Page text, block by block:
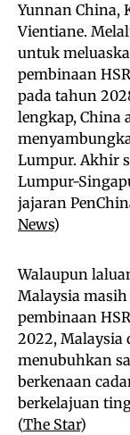
Yunnan China,
Vientiane.
untuk
pembinaan
pada tahun
lengkap, China
Lumpur. Akhir
Lumpur-
jajaran
News)
Walaupun
Malaysia
pembinaan
2022, Malaysia
menubuhkan
berkenaan
berkelajuan
(The Star)